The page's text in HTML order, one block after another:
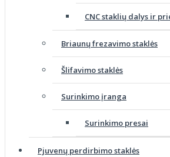
CNC staklių dalys ir
Briaunų frezavimo staklės
Šlifavimo staklės
Surinkimo įranga
Surinkimo presai
Pjuvenų perdirbimo staklės